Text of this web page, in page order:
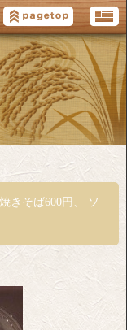
きそば600円、 ソ